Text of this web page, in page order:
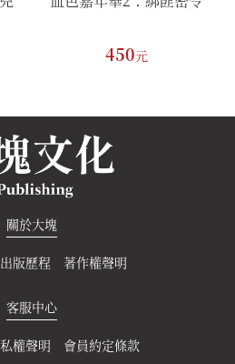
450元
關於大塊
出版歷程 著作權聲明
客服中心
權聲明 會員約定條款